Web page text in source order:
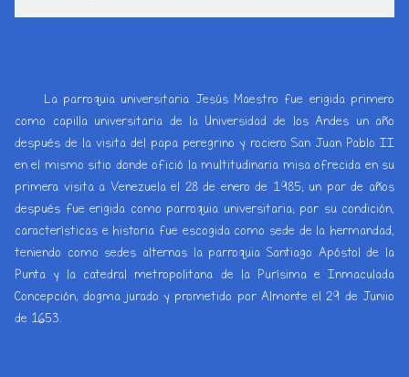
La parroquia universitaria Jesús Maestro fue erigida primero
como capilla universitaria de la Universidad de los Andes un año
después de la visita del papa peregrino y rociero San Juan Pablo II
en el mismo sitio donde ofició la multitudinaria misa ofrecida en su
primera visita a Venezuela el 28 de enero de 1985; un par de años
después fue erigida como parroquia universitaria; por su condición,
características e historia fue escogida como sede de la hermandad,
teniendo como sedes alternas la parroquia Santiago Apóstol de la
Punta y la catedral metropolitana de la Purísima e Inmaculada
Concepción, dogma jurado y prometido por Almonte el 29 de Juniio
de 1653.